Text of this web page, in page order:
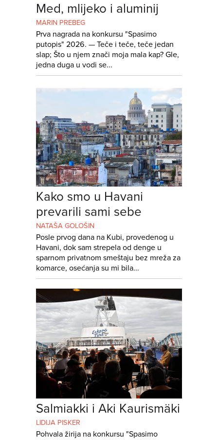
Med, mlijeko i aluminij
MARIN PREBEG
Prva nagrada na konkursu "Spasimo
putopis" 2026. — Teče i teče, teče jedan
slap; Što u njem znači moja mala kap? Gle,
jedna duga u vodi se...
Kako smo u Havani
prevarili sami sebe
NATAŠA GOLOŠIN
Posle prvog dana na Kubi, provedenog u
Havani, dok sam strepela od denge u
sparnom privatnom smeštaju bez mreža za
komarce, osećanja su mi bila...
Salmiakki i Aki Kaurismäki
LIDIJA PISKER
Pohvala žirija na konkursu "Spasimo